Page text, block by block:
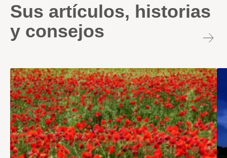
Sus artículos, historias
y consejos